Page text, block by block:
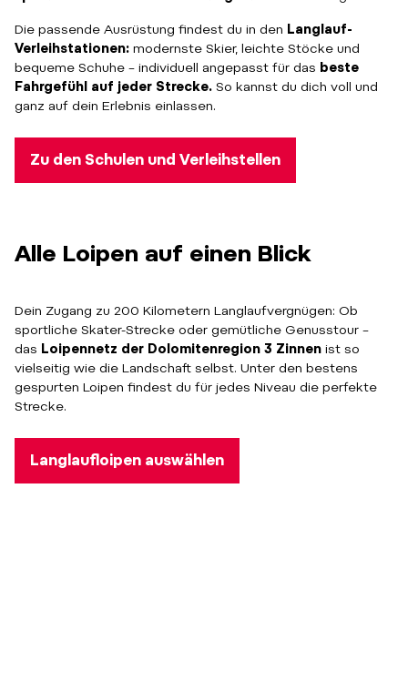
Die passende Ausrüstung findest du in den Langlauf-
Verleihstationen: modernste Skier, leichte Stöcke und
bequeme Schuhe – individuell angepasst für das beste
Fahrgefühl auf jeder Strecke. So kannst du dich voll und
ganz auf dein Erlebnis einlassen.
Zu den Schulen und Verleihstellen
Alle Loipen auf einen Blick
Dein Zugang zu 200 Kilometern Langlaufvergnügen: Ob
sportliche Skater-Strecke oder gemütliche Genusstour –
das Loipennetz der Dolomitenregion 3 Zinnen ist so
vielseitig wie die Landschaft selbst. Unter den bestens
gespurten Loipen findest du für jedes Niveau die perfekte
Strecke.
Langlaufloipen auswählen